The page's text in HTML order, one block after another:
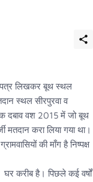
पत्र लिखकर बूथ स्थल
स्थल सीरपुरवा व
दबाव वश 2015 में जो बूथ
करा लिया गया था।
की माँग है निष्पक्ष
करीब है। पिछले कई वर्षों